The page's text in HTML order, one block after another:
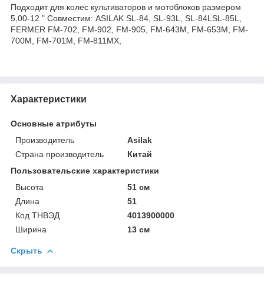
Подходит для колес культиваторов и мотоблоков размером
5,00-12 " Совместим: ASILAK SL-84, SL-93L, SL-84LSL-85L,
FERMER FM-702, FM-902, FM-905, FM-643M, FM-653M, FM-
700M, FM-701M, FM-811MX,
Характеристики
Основные атрибуты
Производитель
Asilak
Страна производитель
Китай
Пользовательские характеристики
Высота
51 см
Длина
51
Код ТНВЭД
4013900000
Ширина
13 см
Скрыть